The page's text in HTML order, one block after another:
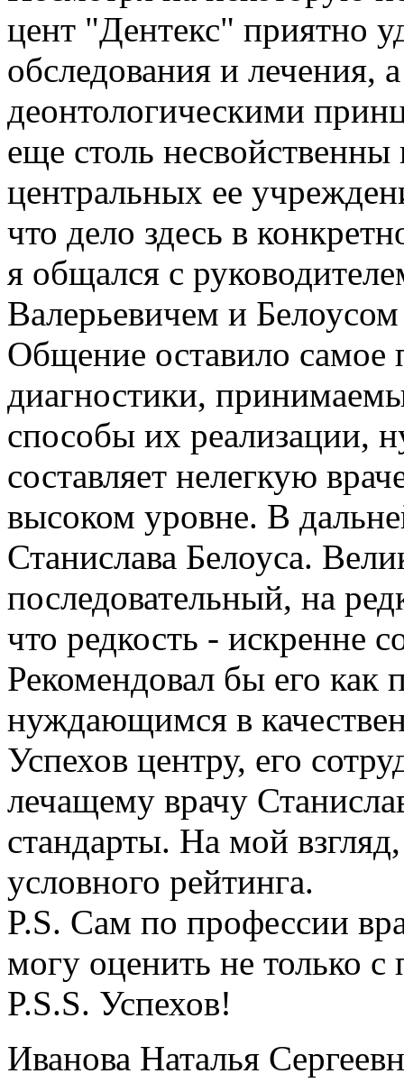
цент "Дентекс" приятно
обследования и лечения,
деонтологическими
еще столь
центральных ее
что дело здесь в
я общался с
Валерьевичем и
Общение оставило самое
диагностики,
способы их реализации,
составляет нелегкую
высоком уровне. В
Станислава Белоуса.
последовательный, на
что редкость - искренне
Рекомендовал бы его как
нуждающимся в
Успехов центру, его
лечащему врачу
стандарты. На мой
условного рейтинга.
P.S. Сам по профессии
могу оценить не только с
P.S.S. Успехов!
Иванова Наталья